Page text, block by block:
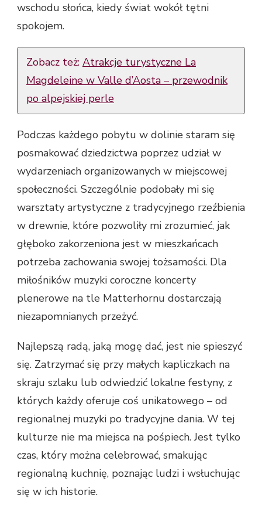
wschodu słońca, kiedy świat wokół tętni
spokojem.
Zobacz też: Atrakcje turystyczne La
Magdeleine w Valle d’Aosta – przewodnik
po alpejskiej perle
Podczas każdego pobytu w dolinie staram się
posmakować dziedzictwa poprzez udział w
wydarzeniach organizowanych w miejscowej
społeczności. Szczególnie podobały mi się
warsztaty artystyczne z tradycyjnego rzeźbienia
w drewnie, które pozwoliły mi zrozumieć, jak
głęboko zakorzeniona jest w mieszkańcach
potrzeba zachowania swojej tożsamości. Dla
miłośników muzyki coroczne koncerty
plenerowe na tle Matterhornu dostarczają
niezapomnianych przeżyć.
Najlepszą radą, jaką mogę dać, jest nie spieszyć
się. Zatrzymać się przy małych kapliczkach na
skraju szlaku lub odwiedzić lokalne festyny, z
których każdy oferuje coś unikatowego – od
regionalnej muzyki po tradycyjne dania. W tej
kulturze nie ma miejsca na pośpiech. Jest tylko
czas, który można celebrować, smakując
regionalną kuchnię, poznając ludzi i wsłuchując
się w ich historie.